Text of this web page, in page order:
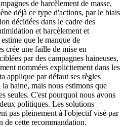
de harcèlement de masse,
déjà ce type d'actions, par le biais
décidées dans le cadre des
et harcèlement et
que le manque de
crée une faille de mise en
par des campagnes haineuses,
nommées explicitement dans les
applique par défaut ses règles
haine, mais nous estimons que
seules. C'est pourquoi nous avons
politiques. Les solutions
pas pleinement à l'objectif visé par
cette recommandation.